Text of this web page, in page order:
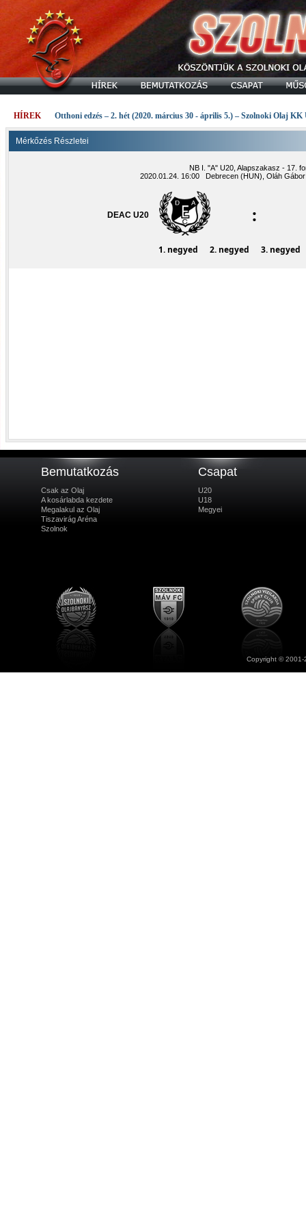
HÍREK Otthoni edzés – 2. hét (2020. március 30 - április 5.) – Szolnoki Olaj KK
Mérkőzés Részletei
NB I. "A" U20, Alapszakasz - 17.
2020.01.24. 16:00 Debrecen (HUN), Oláh
DEAC U20 :
1. negyed 2. negyed 3. negyed
Bemutatkozás
Csak az Olaj
A kosárlabda kezdete
Megalakul az Olaj
Tiszavirág Aréna
Szolnok
Csapat
U20
U18
Megyei
Copyright ©